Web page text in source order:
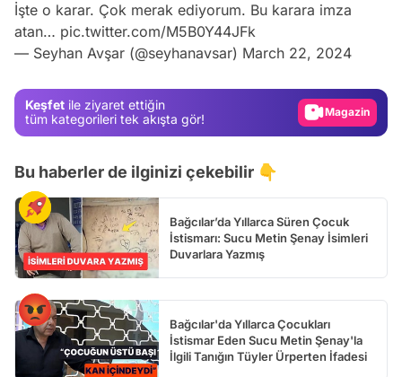
İşte o karar. Çok merak ediyorum. Bu karara imza
atan… pic.twitter.com/M5B0Y44JFk
— Seyhan Avşar (@seyhanavsar) March 22, 2024
Keşfet ile ziyaret ettiğin
tüm kategorileri tek akışta gör!
Gündem
Video
Bu haberler de ilginizi çekebilir 👇
Bağcılar’da Yıllarca Süren Çocuk
İstismarı: Sucu Metin Şenay İsimleri
Duvarlara Yazmış
Bağcılar'da Yıllarca Çocukları
İstismar Eden Sucu Metin Şenay'la
İlgili Tanığın Tüyler Ürperten İfadesi